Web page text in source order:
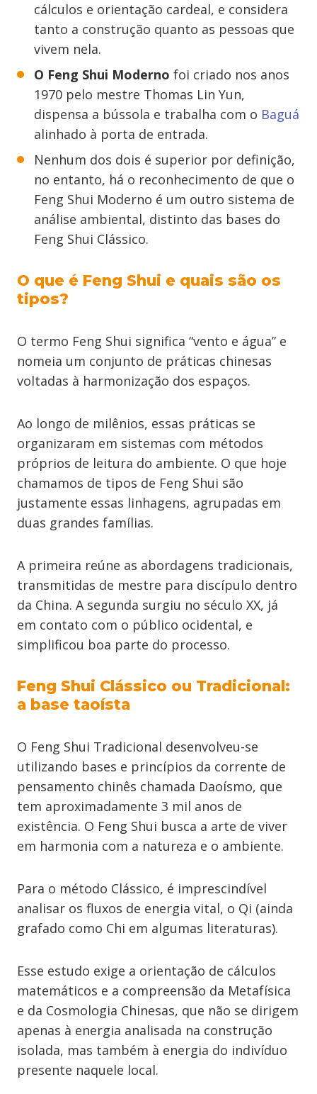
cálculos e orientação cardeal, e considera
tanto a construção quanto as pessoas que
vivem nela.
O Feng Shui Moderno foi criado nos anos
1970 pelo mestre Thomas Lin Yun,
dispensa a bússola e trabalha com o Baguá
alinhado à porta de entrada.
Nenhum dos dois é superior por definição,
no entanto, há o reconhecimento de que o
Feng Shui Moderno é um outro sistema de
análise ambiental, distinto das bases do
Feng Shui Clássico.
O que é Feng Shui e quais são os
tipos?
O termo Feng Shui significa “vento e água” e
nomeia um conjunto de práticas chinesas
voltadas à harmonização dos espaços.
Ao longo de milênios, essas práticas se
organizaram em sistemas com métodos
próprios de leitura do ambiente. O que hoje
chamamos de tipos de Feng Shui são
justamente essas linhagens, agrupadas em
duas grandes famílias.
A primeira reúne as abordagens tradicionais,
transmitidas de mestre para discípulo dentro
da China. A segunda surgiu no século XX, já
em contato com o público ocidental, e
simplificou boa parte do processo.
Feng Shui Clássico ou Tradicional:
a base taoísta
O Feng Shui Tradicional desenvolveu-se
utilizando bases e princípios da corrente de
pensamento chinês chamada Daoísmo, que
tem aproximadamente 3 mil anos de
existência. O Feng Shui busca a arte de viver
em harmonia com a natureza e o ambiente.
Para o método Clássico, é imprescindível
analisar os fluxos de energia vital, o Qi (ainda
grafado como Chi em algumas literaturas).
Esse estudo exige a orientação de cálculos
matemáticos e a compreensão da Metafísica
e da Cosmologia Chinesas, que não se dirigem
apenas à energia analisada na construção
isolada, mas também à energia do indivíduo
presente naquele local.